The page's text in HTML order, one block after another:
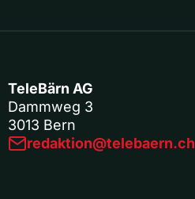
TeleBärn AG
Dammweg 3
3013 Bern
redaktion@telebaern.ch